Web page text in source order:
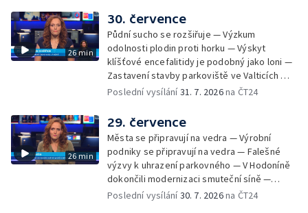
26 min
30. července
Půdní sucho se rozšiřuje — Výzkum
odolnosti plodin proti horku — Výskyt
klíšťové encefalitidy je podobný jako loni —
Zastavení stavby parkoviště ve Valticích —
Spor o lokalitu lesa v Rožnově pod
organismus — Kybernetický incident na
Masarykově univerzitě — Slavnostní
vyřazení absolventů Univerzity obran —
Letní kurzy umění pro mladé — Mobilní
kurníky pomáhají na poli
Poslední vysílání31. 7. 2026na ČT24
26 min
29. července
Města se připravují na vedra — Výrobní
podniky se připravují na vedra — Falešné
výzvy k uhrazení parkovného — V Hodoníně
dokončili modernizaci smuteční síně —
Chybějící toalety u dětských hřišť —
Poslední vysílání30. 7. 2026na ČT24